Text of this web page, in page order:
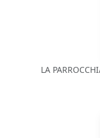
LA